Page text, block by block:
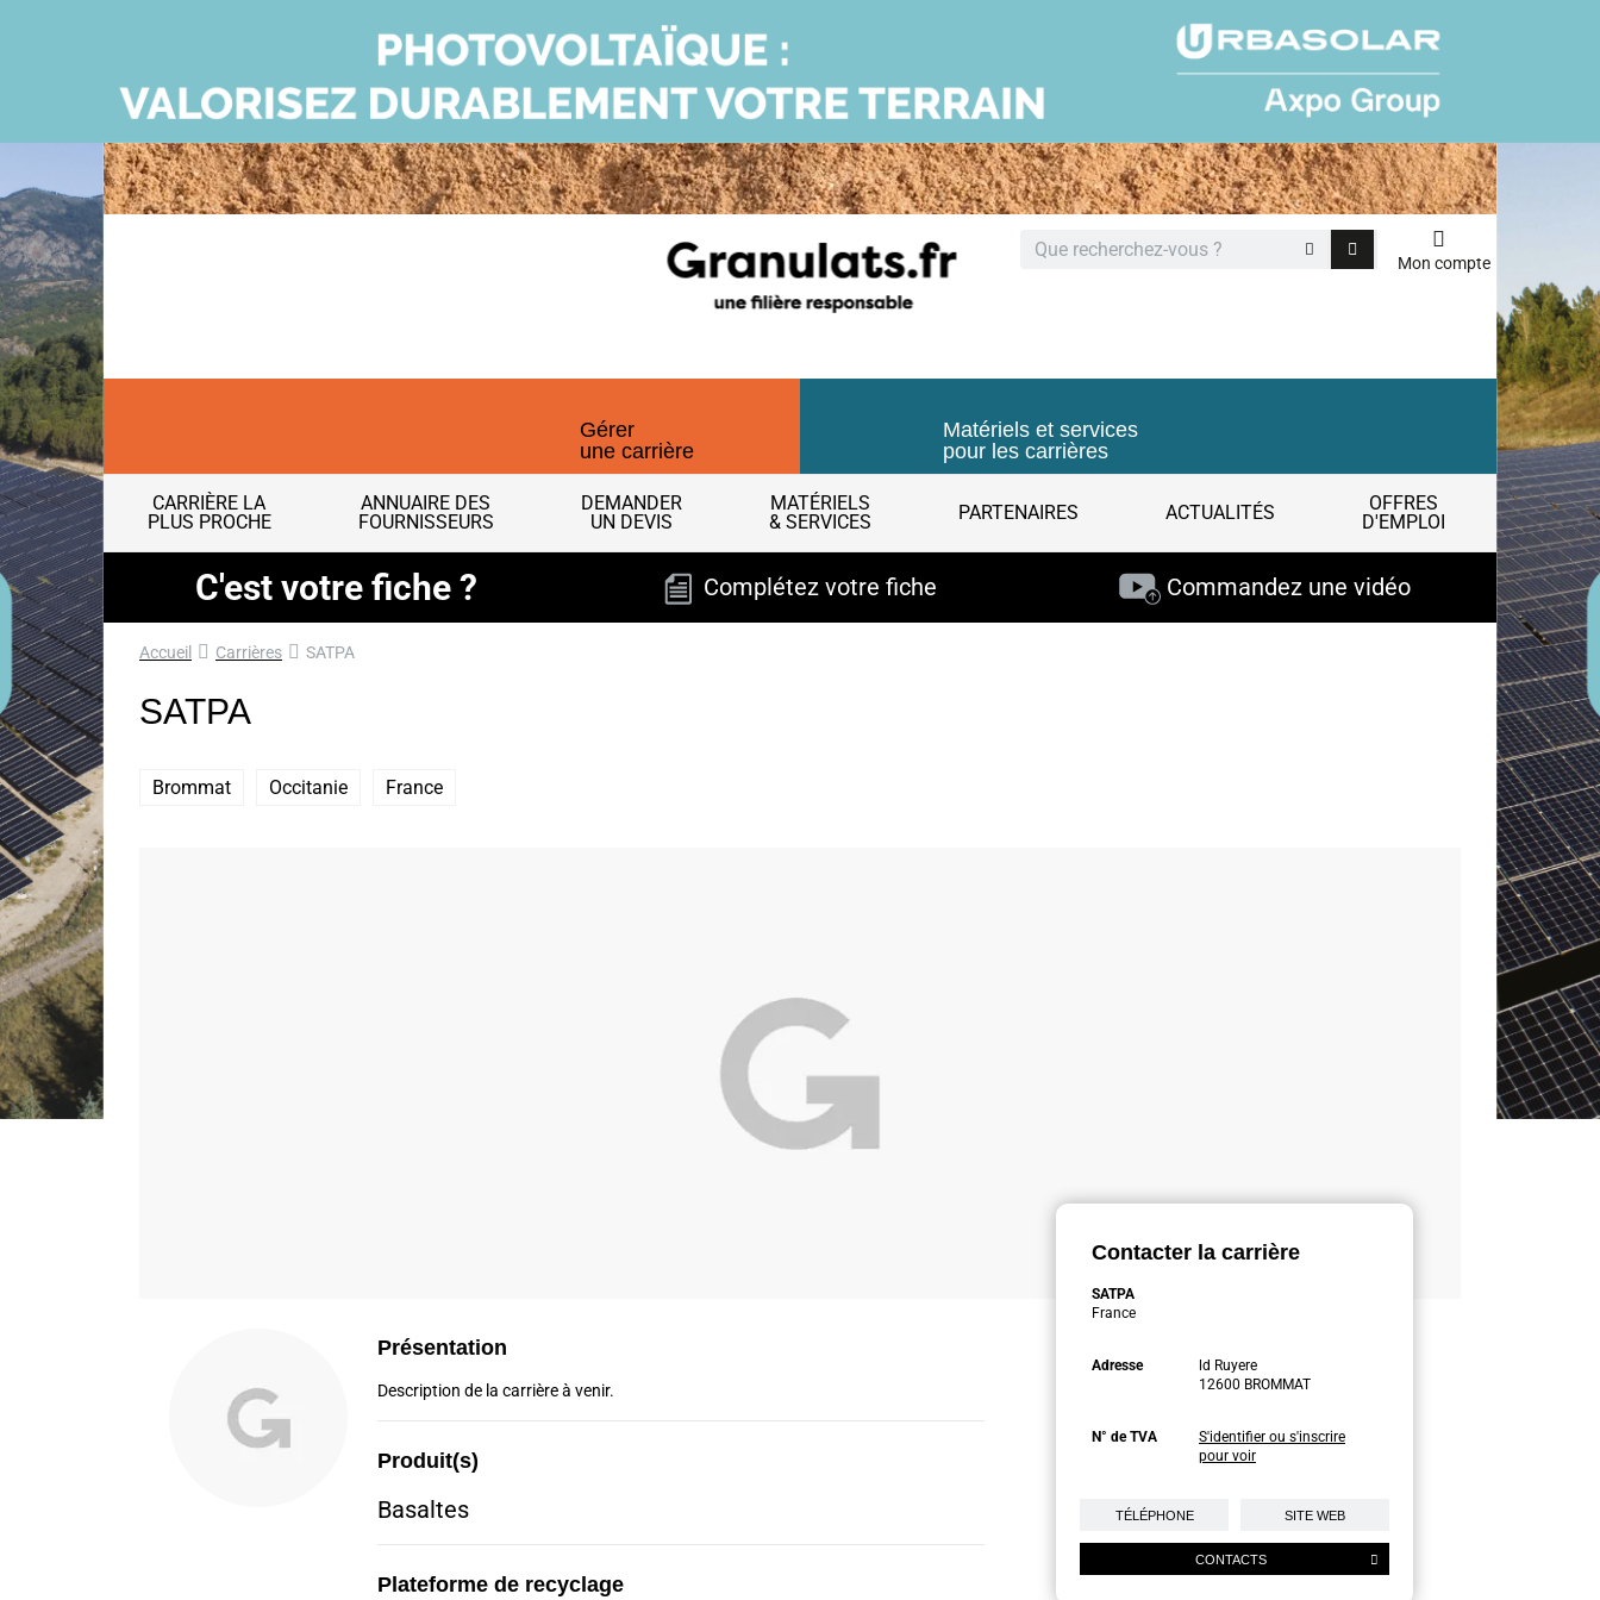
Gérer
une carrière
Matériels et services
pour les carrières
CARRIÈRE LA
PLUS PROCHE
ANNUAIRE DES
FOURNISSEURS
DEMANDER
UN DEVIS
MATÉRIELS
& SERVICES
PARTENAIRES ACTUALITÉS
OFFRES
D'EMPLOI
Mon compte
C'est votre fiche ? Complétez votre fiche Commandez une vidéo
Accueil Carrières SATPA
SATPA
Brommat Occitanie France
Contacter la carrière
SATPA
France
Adresse
ld Ruyere
12600 BROMMAT
N° de TVA
S'identifier ou s'inscrire
pour voir
TÉLÉPHONE SITE WEB
CONTACTS
Présentation
Description de la carrière à venir.
Produit(s)
Basaltes
Plateforme de recyclage